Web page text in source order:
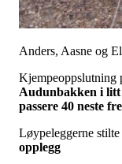
Anders, Aasne og
Kjempeoppslutning
Audunbakken i
passere 40 neste
Løypeleggerne
opplegg